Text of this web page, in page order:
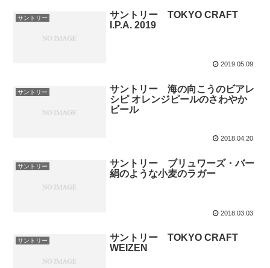
サントリー
サントリー TOKYO CRAFT
I.P.A. 2019
2019.05.09
サントリー
サントリー 海の向こうのビアレ
シピ オレンジピールのさわやか
ビール
2018.04.20
サントリー
サントリー ブリュワーズ・バー
絹のような小麦のラガー
2018.03.03
サントリー
サントリー TOKYO CRAFT
WEIZEN